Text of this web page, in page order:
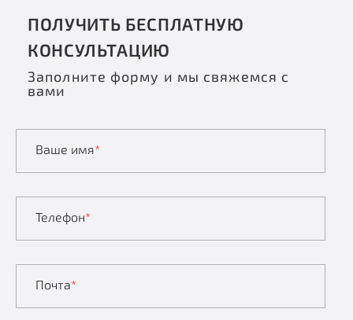
ПОЛУЧИТЬ БЕСПЛАТНУЮ
КОНСУЛЬТАЦИЮ
Заполните форму и мы свяжемся с
вами
Ваше имя*
Телефон*
Почта*